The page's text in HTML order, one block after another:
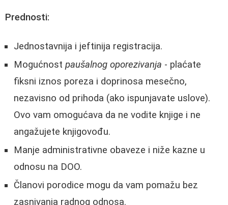
Prednosti:
Jednostavnija i jeftinija registracija.
Mogućnost paušalnog oporezivanja - plaćate
fiksni iznos poreza i doprinosa mesečno,
nezavisno od prihoda (ako ispunjavate uslove).
Ovo vam omogućava da ne vodite knjige i ne
angažujete knjigovođu.
Manje administrativne obaveze i niže kazne u
odnosu na DOO.
Članovi porodice mogu da vam pomažu bez
zasnivanja radnog odnosa.